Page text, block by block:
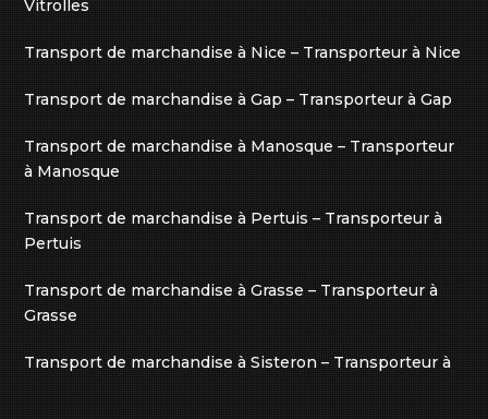
Vitrolles
Transport de marchandise à Nice – Transporteur à Nice
Transport de marchandise à Gap – Transporteur à Gap
Transport de marchandise à Manosque – Transporteur
à Manosque
Transport de marchandise à Pertuis – Transporteur à
Pertuis
Transport de marchandise à Grasse – Transporteur à
Grasse
Transport de marchandise à Sisteron – Transporteur à
Sisteron